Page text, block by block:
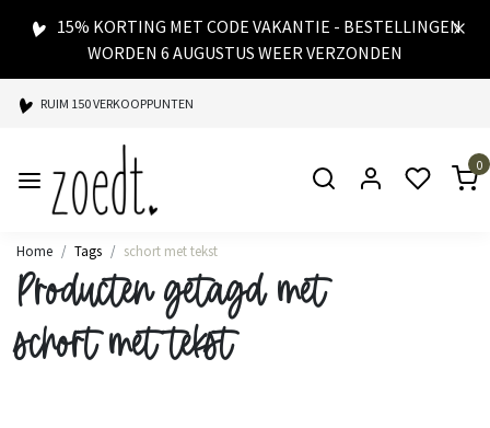
15% KORTING MET CODE VAKANTIE - BESTELLINGEN
WORDEN 6 AUGUSTUS WEER VERZONDEN
RUIM 150 VERKOOPPUNTEN
SPAARPUNTEN BIJ ELKE AANKOOP
SNELLE LEVERING
0
Home Tags schort met tekst
Producten getagd met
schort met tekst